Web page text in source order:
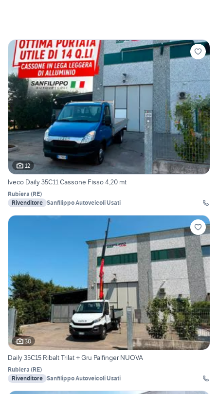
12
Iveco Daily 35C11 Cassone Fisso 4,20 mt
Rubiera (RE)
Rivenditore Sanfilippo Autoveicoli Usati
30
Daily 35C15 Ribalt Trilat + Gru Palfinger NUOVA
Rubiera (RE)
Rivenditore Sanfilippo Autoveicoli Usati